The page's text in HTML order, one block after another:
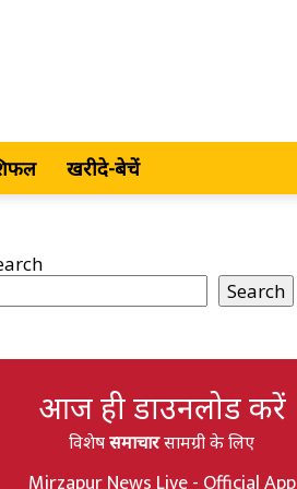
खरीदे-बेचें
Search
आज ही डाउनलोड करें
विशेषसमाचारसामग्री के लिए